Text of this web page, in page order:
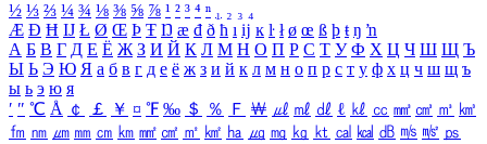
½ ⅓ ⅔ ¼ ¾ ⅛ ⅜ ⅝ ⅞ ¹ ² ³ ⁴ ⁿ ₁ ₂ ₃ ₄
Æ Ð Ħ Ĳ Ł Ø Œ Þ Ŧ Ŋ æ đ ð ħ ı ĳ ĸ ŀ ł ø œ ß þ ŧ ŋ ŉ
А Б В Г Д Е Ё Ж З И Й К Л М Н О П Р С Т У Ф Х Ц Ч Ш Щ Ъ
Ы Ь Э Ю Я а б в г д е ё ж з и й к л м н о п р с т у ф х ц ч ш щ ъ
ы ь э ю я
′ ″ ℃ Å ￠ ￡ ￥ ¤ ℉ ‰ ＄ ％ Ｆ ￦ ㎕ ㎖ ㎗ ℓ ㎘ ㏄ ㎣ ㎤ ㎥ ㎦
㎙ ㎚ ㎛ ㎜ ㎝ ㎞ ㎟ ㎠ ㎡ ㎢ ㏊ ㎍ ㎎ ㎏ ㏏ ㎈ ㎉ ㏈ ㎧ ㎨ ㎰